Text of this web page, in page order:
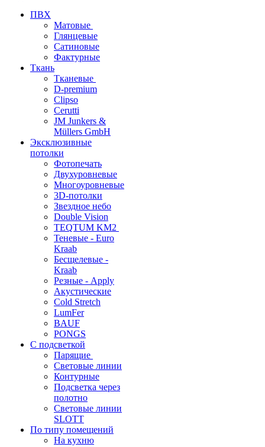
ПВХ
Матовые
Глянцевые
Сатиновые
Фактурные
Ткань
Тканевые
D-premium
Clipso
Cerutti
JM Junkers &
Müllers GmbH
Эксклюзивные
потолки
Фотопечать
Двухуровневые
Многоуровневые
3D-потолки
Звездное небо
Double Vision
TEQTUM KM2
Теневые - Euro
Kraab
Бесщелевые -
Kraab
Резные - Apply
Акустические
Cold Stretch
LumFer
BAUF
PONGS
С подсветкой
Парящие
Световые линии
Контурные
Подсветка через
полотно
Световые линии
SLOTT
По типу помещений
На кухню